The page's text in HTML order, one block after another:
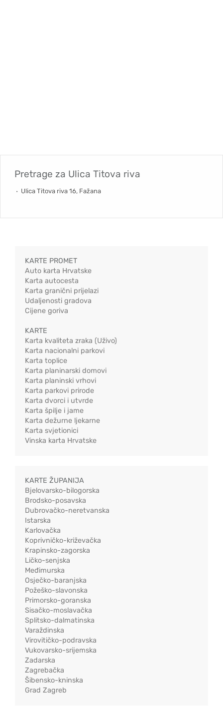
Pretrage za Ulica Titova riva
Ulica Titova riva 16, Fažana
KARTE PROMET
Auto karta Hrvatske
Karta autocesta
Karta granični prijelazi
Udaljenosti gradova
Cijene goriva
KARTE
Karta kvaliteta zraka (Uživo)
Karta nacionalni parkovi
Karta toplice
Karta planinarski domovi
Karta planinski vrhovi
Karta parkovi prirode
Karta dvorci i utvrde
Karta špilje i jame
Karta dežurne ljekarne
Karta svjetionici
Vinska karta Hrvatske
KARTE ŽUPANIJA
Bjelovarsko-bilogorska
Brodsko-posavska
Dubrovačko-neretvanska
Istarska
Karlovačka
Koprivničko-križevačka
Krapinsko-zagorska
Ličko-senjska
Međimurska
Osječko-baranjska
Požeško-slavonska
Primorsko-goranska
Sisačko-moslavačka
Splitsko-dalmatinska
Varaždinska
Virovitičko-podravska
Vukovarsko-srijemska
Zadarska
Zagrebačka
Šibensko-kninska
Grad Zagreb